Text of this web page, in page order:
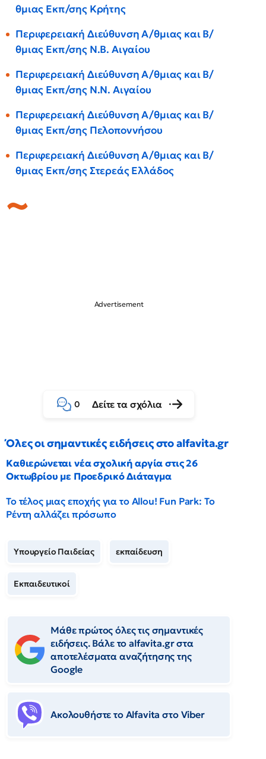
θμιας Εκπ/σης Κρήτης
Περιφερειακή Διεύθυνση Α/θμιας και Β/
θμιας Εκπ/σης Ν.Β. Αιγαίου
Περιφερειακή Διεύθυνση Α/θμιας και Β/
θμιας Εκπ/σης Ν.Ν. Αιγαίου
Περιφερειακή Διεύθυνση Α/θμιας και Β/
θμιας Εκπ/σης Πελοποννήσου
Περιφερειακή Διεύθυνση Α/θμιας και Β/
θμιας Εκπ/σης Στερεάς Ελλάδος
0 Δείτε τα σχόλια
Όλες οι σημαντικές ειδήσεις στο alfavita.gr
Καθιερώνεται νέα σχολική αργία στις 26
Οκτωβρίου με Προεδρικό Διάταγμα
Το τέλος μιας εποχής για το Allou! Fun Park: Το
Ρέντη αλλάζει πρόσωπο
Υπουργείο Παιδείας εκπαίδευση
Εκπαιδευτικοί
Μάθε πρώτος όλες τις σημαντικές
ειδήσεις. Βάλε το alfavita.gr στα
αποτελέσματα αναζήτησης της
Google
Ακολουθήστε το Αlfavita στο Viber